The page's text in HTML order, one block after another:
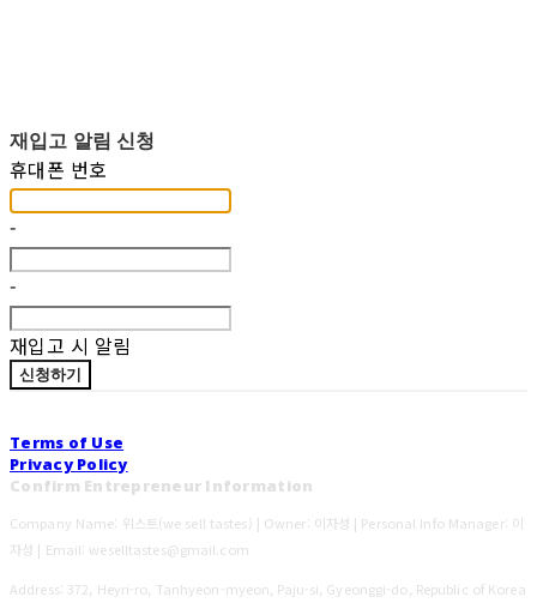
재입고 알림 신청
휴대폰 번호
-
-
재입고 시 알림
신청하기
Terms of Use
Privacy Policy
Confirm Entrepreneur Information
Company Name: 위스트(we sell tastes) | Owner: 이자성 | Personal Info Manager: 이
자성 | Email: weselltastes@gmail.com
Address: 372, Heyri-ro, Tanhyeon-myeon, Paju-si, Gyeonggi-do, Republic of Korea